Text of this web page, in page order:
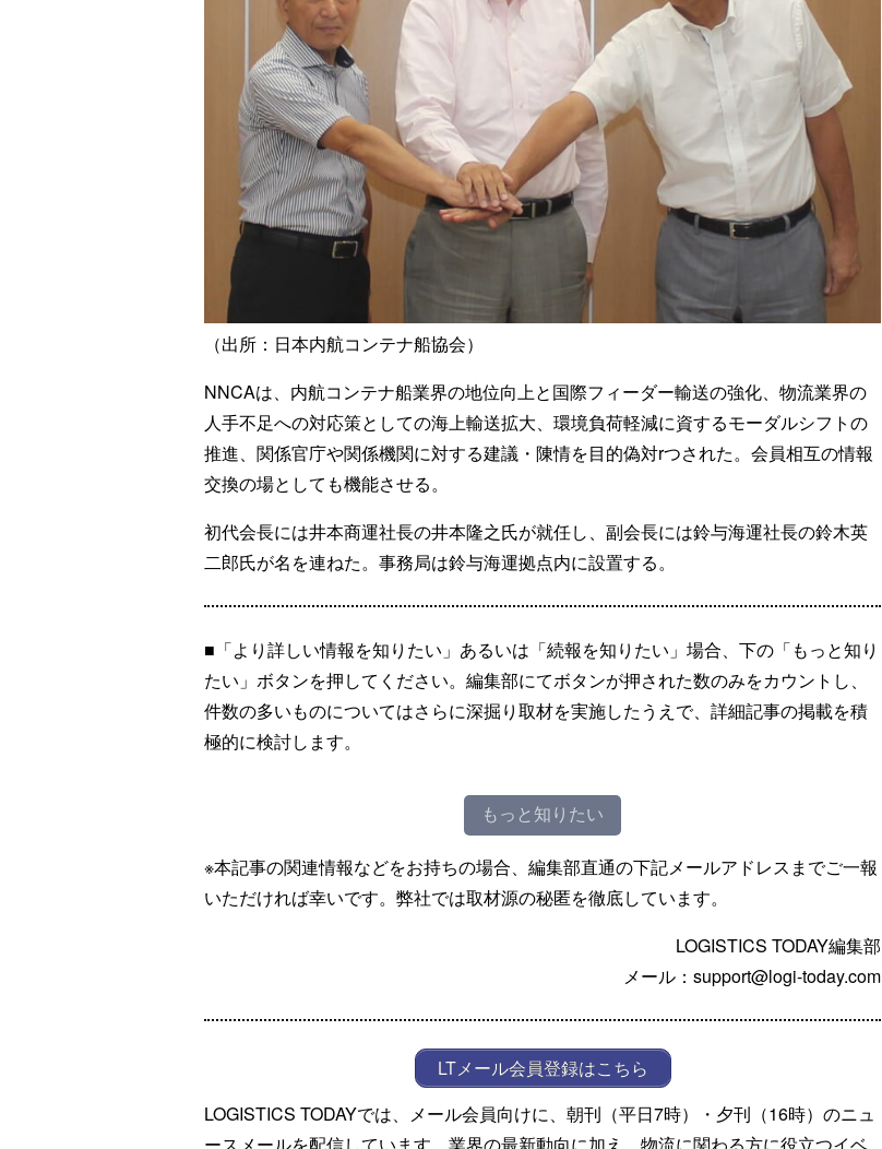
（出所：日本内航コンテナ船協会）
NNCAは、内航コンテナ船業界の地位向上と国際フィーダー輸送の強化、物流業界の
人手不足への対応策としての海上輸送拡大、環境負荷軽減に資するモーダルシフトの
推進、関係官庁や関係機関に対する建議・陳情を目的偽対rつされた。会員相互の情報
交換の場としても機能させる。
初代会長には井本商運社長の井本隆之氏が就任し、副会長には鈴与海運社長の鈴木英
二郎氏が名を連ねた。事務局は鈴与海運拠点内に設置する。
■「より詳しい情報を知りたい」あるいは「続報を知りたい」場合、下の「もっと知り
たい」ボタンを押してください。編集部にてボタンが押された数のみをカウントし、
件数の多いものについてはさらに深掘り取材を実施したうえで、詳細記事の掲載を積
極的に検討します。
もっと知りたい
※本記事の関連情報などをお持ちの場合、編集部直通の下記メールアドレスまでご一報
いただければ幸いです。弊社では取材源の秘匿を徹底しています。
LOGISTICS TODAY編集部
メール：support@logi-today.com
LTメール会員登録はこちら
LOGISTICS TODAYでは、メール会員向けに、朝刊（平日7時）・夕刊（16時）のニュ